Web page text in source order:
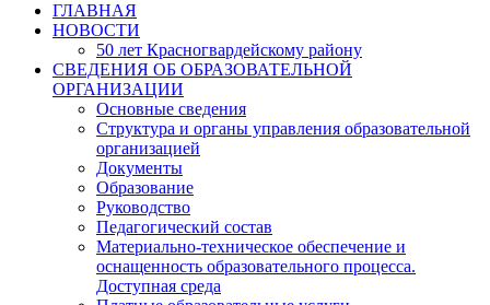
ГЛАВНАЯ
НОВОСТИ
50 лет Красногвардейскому району
СВЕДЕНИЯ ОБ ОБРАЗОВАТЕЛЬНОЙ
ОРГАНИЗАЦИИ
Основные сведения
Структура и органы управления образовательной
организацией
Документы
Образование
Руководство
Педагогический состав
Материально-техническое обеспечение и
оснащенность образовательного процесса.
Доступная среда